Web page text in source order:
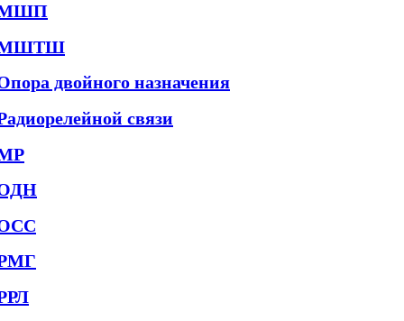
двойного назначения
связи